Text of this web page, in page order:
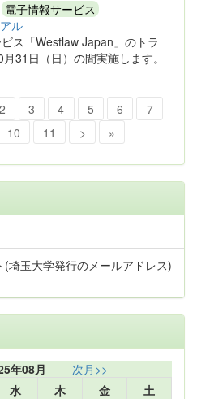
電子情報サービス
ル
ス「Westlaw Japan」のトラ
31日（日）の間実施します。
2 3 4 5 6
7
10 11 > »
埼玉大学発行のメールアドレス)
年08月
次月>>
水 木 金
土